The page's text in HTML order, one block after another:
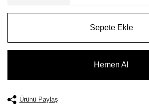
Sepete Ekle
Hemen Al
Ürünü Paylaş